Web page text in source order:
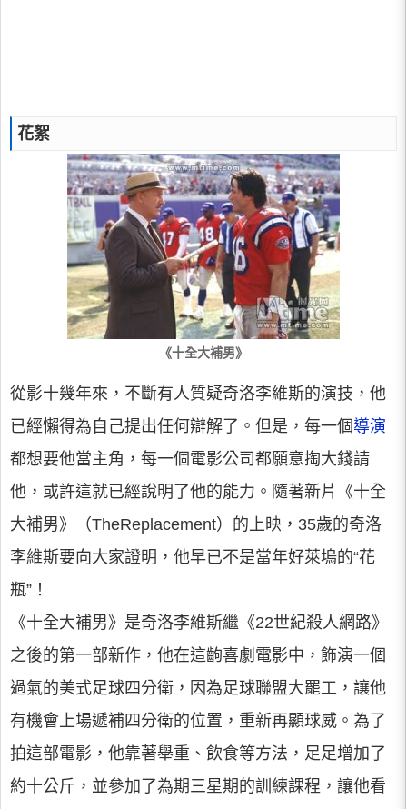
花絮
《十全大補男》
從影十幾年來，不斷有人質疑奇洛李維斯的演技，他
已經懶得為自己提出任何辯解了。但是，每一個導演
都想要他當主角，每一個電影公司都願意掏大錢請
他，或許這就已經說明了他的能力。隨著新片《十全
大補男》（TheReplacement）的上映，35歲的奇洛
李維斯要向大家證明，他早已不是當年好萊塢的“花
瓶”！
《十全大補男》是奇洛李維斯繼《22世紀殺人網路》
之後的第一部新作，他在這齣喜劇電影中，飾演一個
過氣的美式足球四分衛，因為足球聯盟大罷工，讓他
有機會上場遞補四分衛的位置，重新再顯球威。為了
拍這部電影，他靠著舉重、飲食等方法，足足增加了
約十公斤，並參加了為期三星期的訓練課程，讓他看